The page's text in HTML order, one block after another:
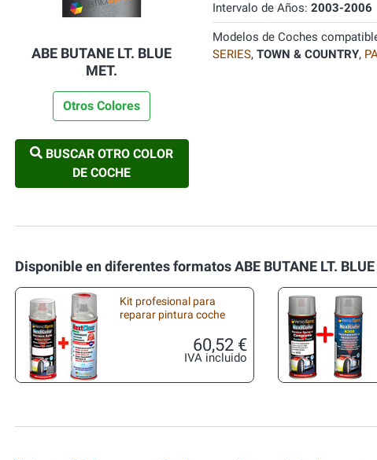
ABE BUTANE LT. BLUE
MET.
Otros Colores
BUSCAR OTRO COLOR
DE COCHE
Intervalo de Años: 2003-2006
Modelos de Coches
SERIES, TOWN & COUNTRY,
Disponible en diferentes formatos ABE BUTANE LT. BLUE
Kit profesional para
reparar pintura coche
60,52 €
IVA incluido